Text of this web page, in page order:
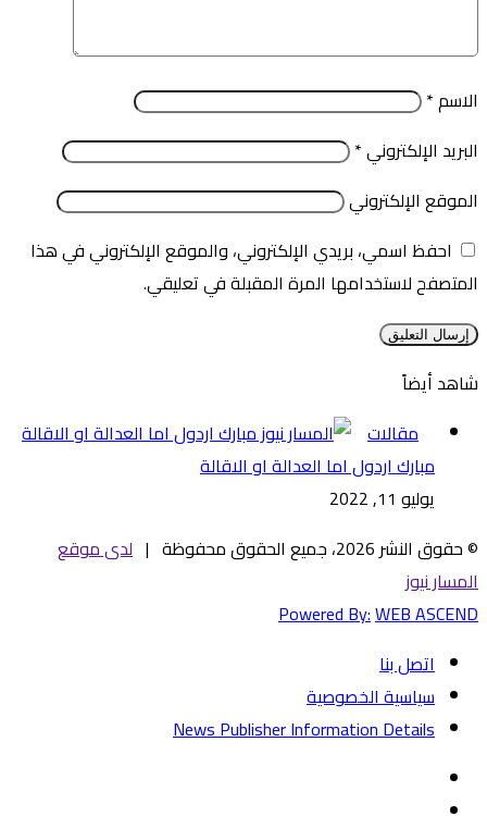
الاسم*
البريد الإلكتروني*
الموقع الإلكتروني
احفظ اسمي، بريدي الإلكتروني، والموقع الإلكتروني في هذا
المتصفح لاستخدامها المرة المقبلة في تعليقي.
شاهد أيضاً
مقالات
مبارك اردول اما العدالة او الاقالة
يوليو 11, 2022
© حقوق النشر 2026، جميع الحقوق محفوظة |
لدى موقع
المسار نيوز
Powered By:WEB ASCEND
اتصل بنا
سياسية الخصوصية
News Publisher Information Details